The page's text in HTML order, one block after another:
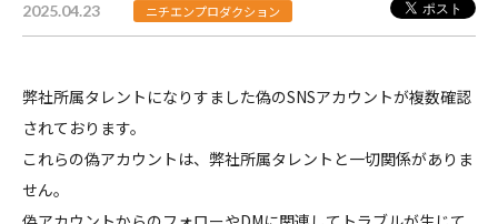
2025.04.23 ニチエンプロダクション
弊社所属タレントになりすました偽のSNSアカウントが複数確認
されております。
これらの偽アカウントは、弊社所属タレントと一切関係がありま
せん。